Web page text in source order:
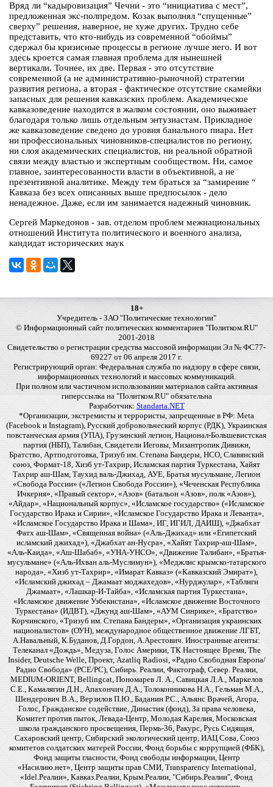
Вряд ли “кадыровизация” Чечни - это “инициатива с мест”,
предложенная экс-полпредом. Козак выполнял “спущенные”
сверху” решения, наверное, не хуже других. Трудно себе
представить, что кто-нибудь из современной “обоймы”
сдержал бы кризисные процессы в регионе лучше него. И вот
здесь кроется самая главная проблема для нынешней
вертикали. Точнее, их две. Первая - это отсутствие
современной (а не административно-рыночной) стратегии
развития региона, а вторая - фактическое отсутствие скамейки
запасных для решения кавказских проблем. Академическое
кавказоведение находится в жалком состоянии, оно выживает
благодаря только лишь отдельным энтузиастам. Прикладное
же кавказоведение сведено до уровня банального пиара. Нет
ни профессиональных чиновников-специалистов по региону,
ни слоя академических специалистов, ни реальной обратной
связи между властью и экспертным сообществом. Ни, самое
главное, заинтересованности власти в объективной, а не
презентивной аналитике. Между тем браться за “замирение “
Кавказа без всех описанных выше предпосылок - дело
ненадежное. Даже, если им занимается надежный чиновник.
Сергей Маркедонов - зав. отделом проблем межнациональных
отношений Института политического и военного анализа,
кандидат исторических наук
18+
Учредитель - ЗАО "Политические технологии"
© Информационный сайт политических комментариев "Политком.RU"
2001-2018
Свидетельство о регистрации средства массовой информации Эл № ФС77-
69227 от 06 апреля 2017 г.
Регистрирующий орган: Федеральная служба по надзору в сфере связи,
информационных технологий и массовых коммуникаций.
При полном или частичном использовании материалов сайта активная
гиперссылка на "Политком.RU" обязательна
Разработчик: Standarta.NET
*Организации, экстремисты и террористы, запрещенные в РФ: Meta
(Facebook и Instagram), Русский добровольческий корпус (РДК), Украинская
повстанческая армия (УПА), Грузинский легион, Национал-Большевистская
партия (НБП), Талибан, Свидетели Иеговы, Мизантропик Дивижн,
Братство, Артподготовка, Тризуб им. Степана Бандеры, НСО, Славянский
союз, Формат-18, Хизб ут-Тахрир, Исламская партия Туркестана, Хайят
Тахрир аш-Шам, Таухид валь-Джихад, АУЕ, Братья мусульмане, Легион
«Свобода России» («Легион Свобода России»), «Чеченская Республика
Ичкерия», «Правый сектор», «Азов» (батальон «Азов», полк «Азов»),
«Айдар», «Национальный корпус», «Исламское государство» («Исламское
Государство Ирака и Сирии», «Исламское Государство Ирака и Леванта»,
«Исламское Государство Ирака и Шама», ИГ, ИГИЛ, ДАИШ), «Джабхат
Фатх аш-Шам», «Священная война» («Аль-Джихад» или «Египетский
исламский джихад»), «Джабхат ан-Нусра», «Хайят Тахрир-аш-Шам»,
«Аль-Каида», «Аш-Шабаб», «УНА-УНСО», «Движение Талибан», «Братья-
мусульмане» («Аль-Ихван аль-Муслимун»), «Меджлис крымско-татарского
народа», «Хизб ут-Тахрир», «Имарат Кавказ» («Кавказский Эмират»),
«Исламский джихад – Джамаат моджахедов», «Нурджулар», «Таблиги
Джамаат», «Лашкар-И-Тайба», «Исламская партия Туркестана»,
«Исламское движение Узбекистана», «Исламское движение Восточного
Туркестана» (ИДВТ), «Джунд аш-Шам», «АУМ Синрике», «Братство»
Корчинского, «Тризуб им. Степана Бандеры», «Организация украинских
националистов» (ОУН), международное общественное движение ЛГБТ,
А.Навальный, К.Буданов, Д.Гордон, А.Арестович. Иностранные агенты:
Телеканал «Дождь», Медуза, Голос Америки, ТК Настоящее Время, The
Insider, Deutsche Welle, Проект, Azatliq Radiosi, «Радио Свободная Европа/
Радио Свобода» (PCE/PC), Сибирь. Реалии, Фактограф, Север. Реалии,
MEDIUM-ORIENT, Bellingcat, Пономарев Л. А., Савицкая Л.А., Маркелов
С.Е., Камалягин Д.Н., Апахончич Д.А., Толоконникова Н.А., Гельман М.А.,
Шендерович В.А., Верзилов П.Ю., Баданин Р.С., Альянс Врачей, Агора,
Голос, Гражданское содействие, Династия (фонд), За права человека,
Комитет против пыток, Левада-Центр, Молодая Карелия, Московская
школа гражданского просвещения, Пермь-36, Ракурс, Русь Сидящая,
Сахаровский центр, Сибирский экологический центр, ИАЦ Сова, Союз
комитетов солдатских матерей России, Фонд борьбы с коррупцией (ФБК),
Фонд защиты гласности, Фонд свободы информации, Центр
«Насилию.нет», Центр защиты прав СМИ, Transparency International,
«Idel.Реалии», Кавказ.Реалии, Крым.Реалии, "Сибирь.Реалии", Фонд